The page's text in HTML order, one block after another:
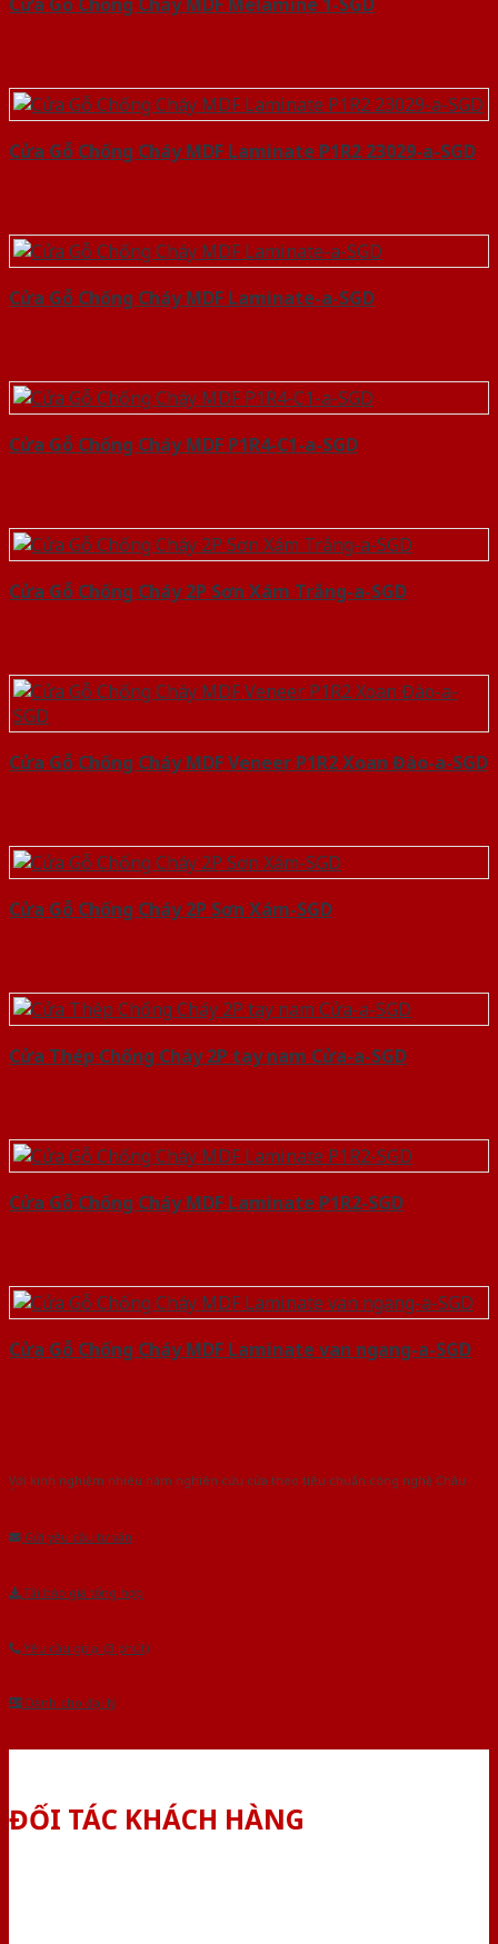
Cửa Gỗ Chống Cháy MDF Laminate P1R2 23029-a-SGD
Cửa Gỗ Chống Cháy MDF Laminate-a-SGD
Cửa Gỗ Chống Cháy MDF P1R4-C1-a-SGD
Cửa Gỗ Chống Cháy 2P Sơn Xám Trắng-a-SGD
Cửa Gỗ Chống Cháy MDF Veneer P1R2 Xoan Đào-a-SGD
Cửa Gỗ Chống Cháy 2P Sơn Xám-SGD
Cửa Thép Chống Cháy 2P tay nam Cửa-a-SGD
Cửa Gỗ Chống Cháy MDF Laminate P1R2-SGD
Cửa Gỗ Chống Cháy MDF Laminate van ngang-a-SGD
Với kinh nghiệm nhiêu năm nghiên cứu cửa theo tiêu chuẩn công nghệ Châu
Gửi yêu cầu tư vấn
Tải báo giá tổng hợp
Yêu cầu gọi lại (3 phút)
Dành cho đại lý
ĐỐI TÁC KHÁCH HÀNG